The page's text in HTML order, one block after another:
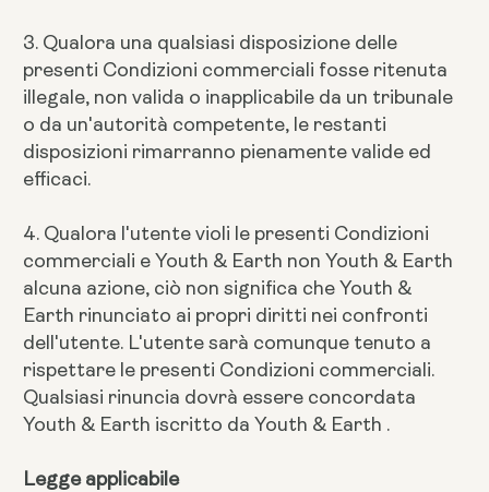
3. Qualora una qualsiasi disposizione delle
presenti Condizioni commerciali fosse ritenuta
illegale, non valida o inapplicabile da un tribunale
o da un'autorità competente, le restanti
disposizioni rimarranno pienamente valide ed
efficaci.
4. Qualora l'utente violi le presenti Condizioni
commerciali e Youth & Earth non Youth & Earth
alcuna azione, ciò non significa che Youth &
Earth rinunciato ai propri diritti nei confronti
dell'utente. L'utente sarà comunque tenuto a
rispettare le presenti Condizioni commerciali.
Qualsiasi rinuncia dovrà essere concordata
Youth & Earth iscritto da Youth & Earth .
Legge applicabile